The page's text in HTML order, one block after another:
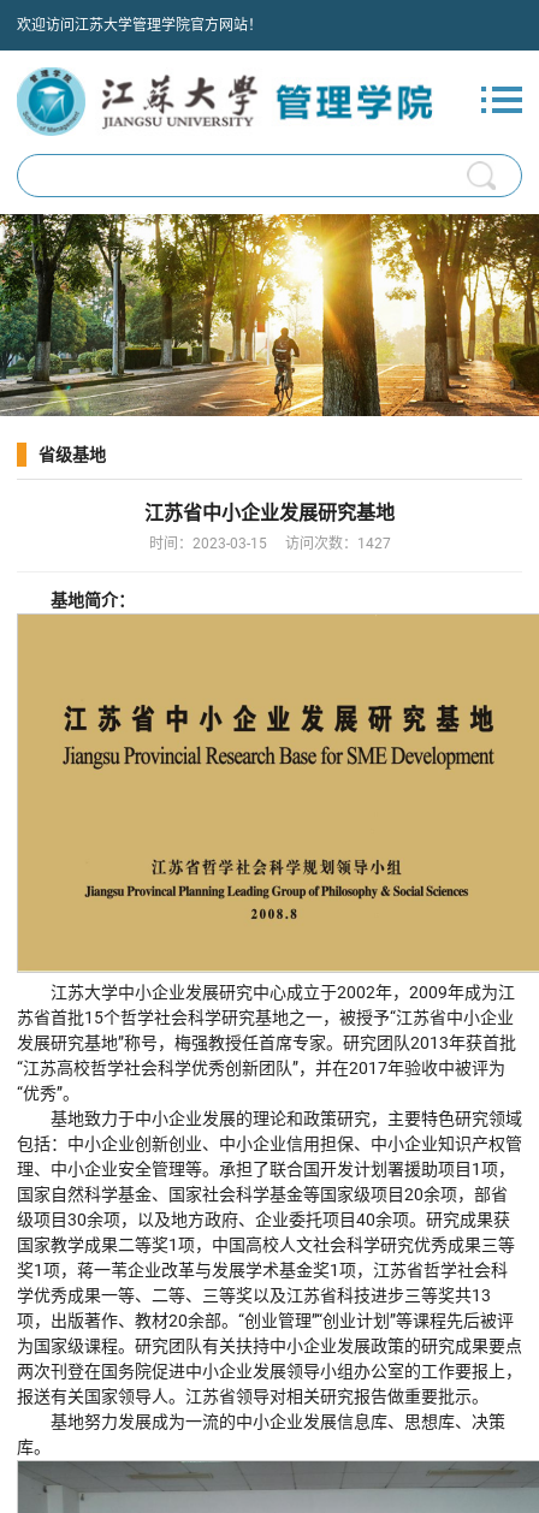
欢迎访问江苏大学管理学院官方网站！
省级基地
江苏省中小企业发展研究基地
时间：2023-03-15 访问次数： 1427
基地简介：
江苏大学中小企业发展研究中心成立于2002年，2009年成为江
苏省首批15个哲学社会科学研究基地之一，被授予“江苏省中小企业
发展研究基地”称号，梅强教授任首席专家。研究团队2013年获首批
“江苏高校哲学社会科学优秀创新团队”，并在2017年验收中被评为
“优秀”。
基地致力于中小企业发展的理论和政策研究，主要特色研究领域
包括：中小企业创新创业、中小企业信用担保、中小企业知识产权管
理、中小企业安全管理等。承担了联合国开发计划署援助项目1项，
国家自然科学基金、国家社会科学基金等国家级项目20余项，部省
级项目30余项，以及地方政府、企业委托项目40余项。研究成果获
国家教学成果二等奖1项，中国高校人文社会科学研究优秀成果三等
奖1项，蒋一苇企业改革与发展学术基金奖1项，江苏省哲学社会科
学优秀成果一等、二等、三等奖以及江苏省科技进步三等奖共13
项，出版著作、教材20余部。“创业管理”“创业计划”等课程先后被评
为国家级课程。研究团队有关扶持中小企业发展政策的研究成果要点
两次刊登在国务院促进中小企业发展领导小组办公室的工作要报上，
报送有关国家领导人。江苏省领导对相关研究报告做重要批示。
基地努力发展成为一流的中小企业发展信息库、思想库、决策
库。